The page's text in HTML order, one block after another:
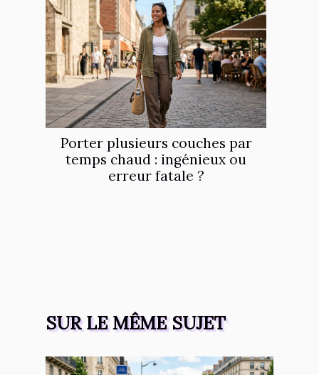
Porter plusieurs couches par
temps chaud : ingénieux ou
erreur fatale ?
SUR LE MÊME SUJET